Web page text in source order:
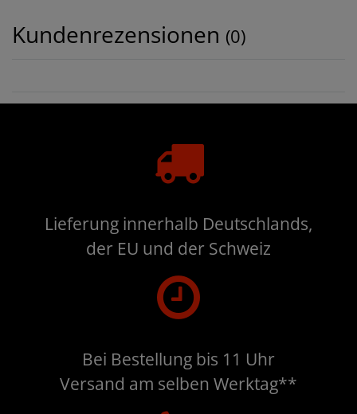
Kundenrezensionen (0)
Lieferung innerhalb Deutschlands,
der EU und der Schweiz
Bei Bestellung bis 11 Uhr
Versand am selben Werktag**